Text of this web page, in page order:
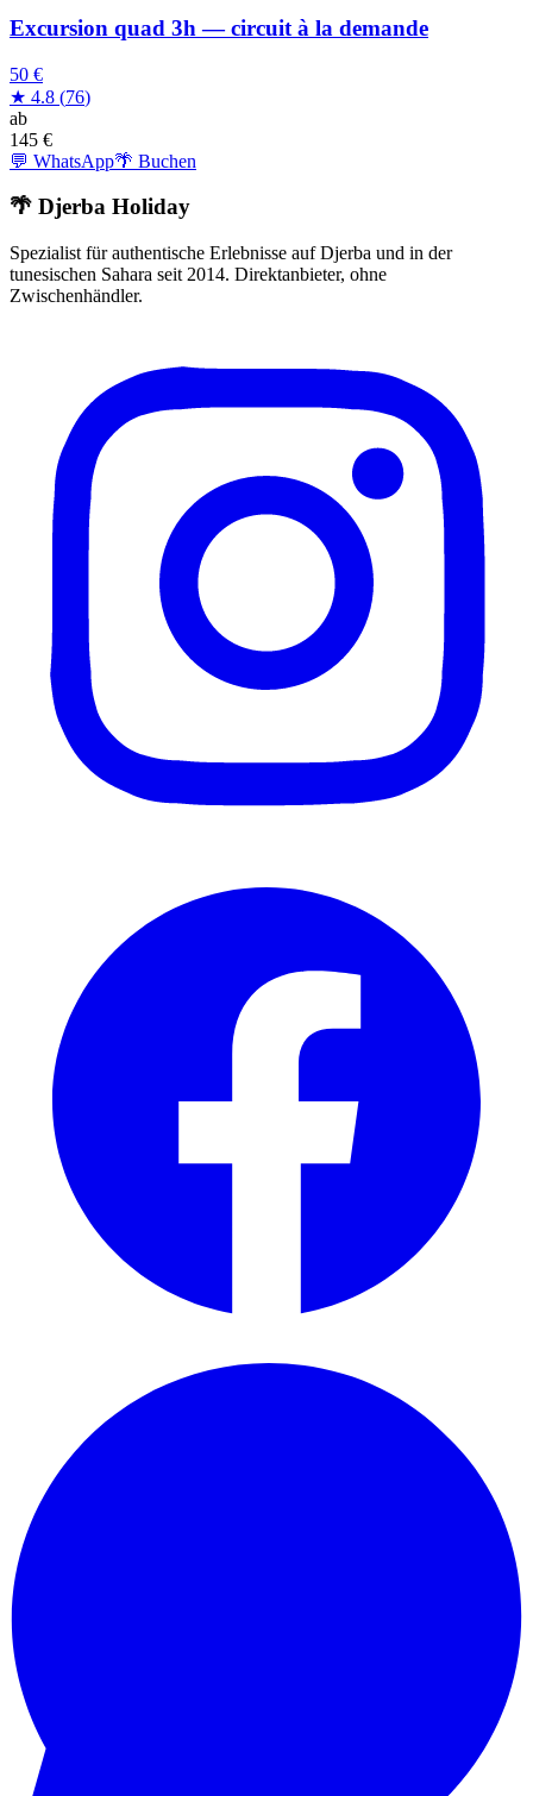
Excursion quad 3h — circuit à la demande
50 €
★ 4.8 (76)
ab
145 €
💬 WhatsApp🌴 Buchen
🌴 Djerba Holiday
Spezialist für authentische Erlebnisse auf Djerba und in der
tunesischen Sahara seit 2014. Direktanbieter, ohne
Zwischenhändler.